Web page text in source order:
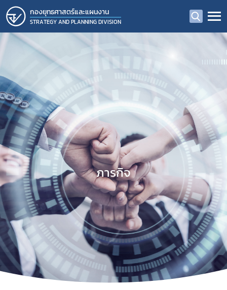
กองยุทธศาสตร์และแผนงาน
STRATEGY AND PLANNING DIVISION
ภารกิจ